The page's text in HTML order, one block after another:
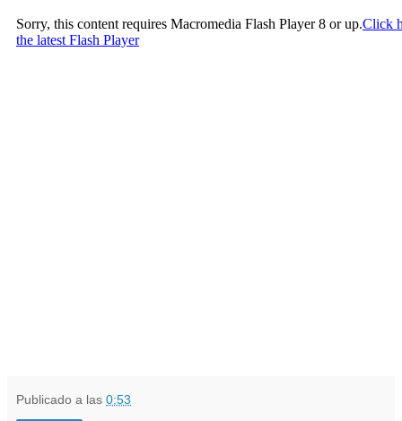
Publicado a las 0:53